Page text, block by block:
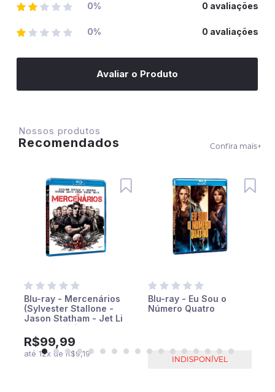
0% 0 avaliações
0% 0 avaliações
Avaliar o Produto
Nossos produtos
Recomendados Confira mais+
Blu-ray - Mercenários
(Sylvester Stallone -
Jason Statham - Jet Li
- Bruce Willis - Dolph
Lundgren - Mickey
Rourke - Terry Crews)
R$99,99
até 12xdeR$9,19
Blu-ray - Eu Sou o
Número Quatro
INDISPONÍVEL